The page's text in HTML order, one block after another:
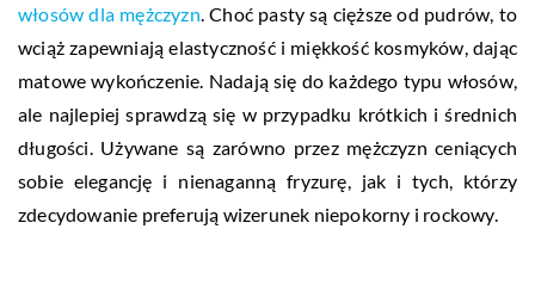
włosów dla mężczyzn. Choć pasty są cięższe od pudrów, to
wciąż zapewniają elastyczność i miękkość kosmyków, dając
matowe wykończenie. Nadają się do każdego typu włosów,
ale najlepiej sprawdzą się w przypadku krótkich i średnich
długości. Używane są zarówno przez mężczyzn ceniących
sobie elegancję i nienaganną fryzurę, jak i tych, którzy
zdecydowanie preferują wizerunek niepokorny i rockowy.